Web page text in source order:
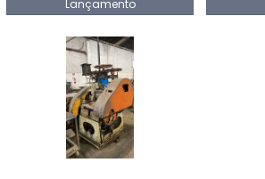
Lançamento